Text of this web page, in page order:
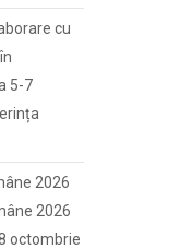
cu
5-7
2026
2026
octombrie